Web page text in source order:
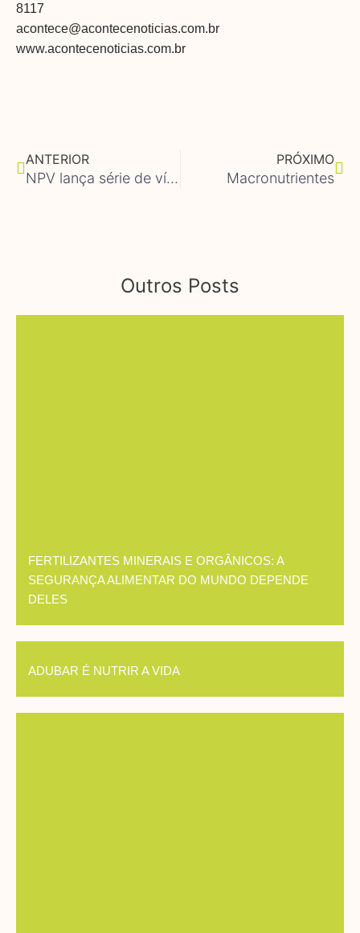
8117
acontece@acontecenoticias.com.br
www.acontecenoticias.com.br
ANTERIOR
NPV lança série de vídeos respondendo dúvidas e um quiz que ressalta a importância dos fertilizantes
PRÓXIMO
Macronutrientes
Outros Posts
FERTILIZANTES MINERAIS E ORGÂNICOS: A
SEGURANÇA ALIMENTAR DO MUNDO DEPENDE
DELES
ADUBAR É NUTRIR A VIDA